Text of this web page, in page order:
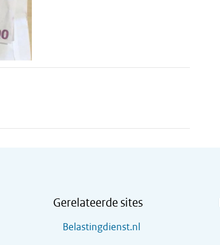
Gerelateerde sites
Belastingdienst.nl